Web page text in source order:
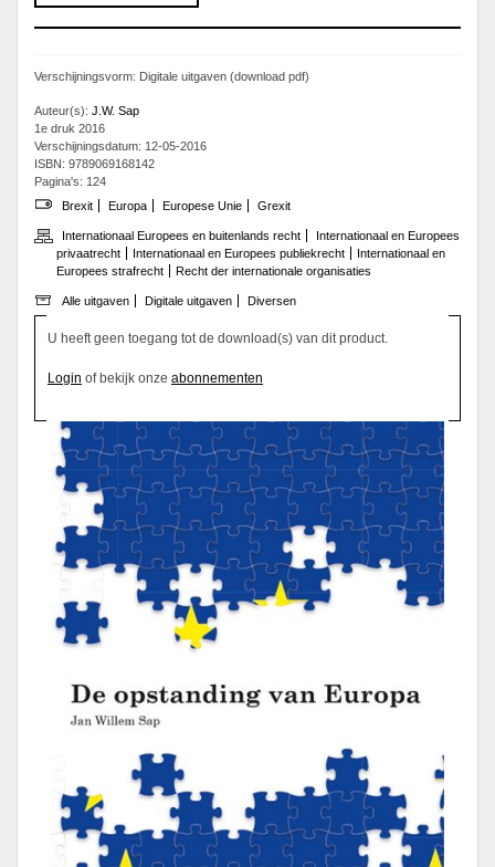
Verschijningsvorm: Digitale uitgaven (download pdf)
Auteur(s): J.W. Sap
1e druk 2016
Verschijningsdatum: 12-05-2016
ISBN: 9789069168142
Pagina's: 124
Brexit
Europa Europese Unie Grexit
Internationaal Europees en buitenlands recht
Internationaal en Europees
privaatrecht
Internationaal en Europees publiekrecht
Internationaal en
Europees strafrecht
Recht der internationale organisaties
Alle uitgaven Digitale uitgaven Diversen
U heeft geen toegang tot de download(s) van dit product.
Login of bekijk onze abonnementen